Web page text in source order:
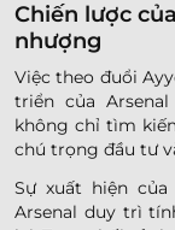
Chiến lược
nhượng
Việc theo đuổi
triển của
không chỉ tìm
chú trọng đầu tư
Sự xuất hiện
Arsenal duy trì